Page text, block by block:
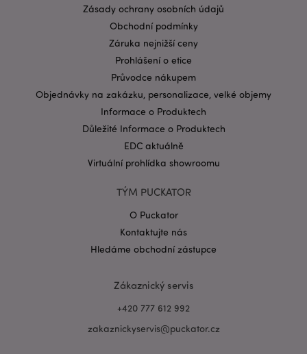
Zásady ochrany osobních údajů
Obchodní podmínky
Záruka nejnižší ceny
Prohlášení o etice
Průvodce nákupem
Objednávky na zakázku, personalizace, velké objemy
Informace o Produktech
Důležité Informace o Produktech
EDC aktuálně
Virtuální prohlídka showroomu
TÝM PUCKATOR
O Puckator
Kontaktujte nás
Hledáme obchodní zástupce
Zákaznický servis
+420 777 612 992
zakaznickyservis@puckator.cz
Název
Provider
Doména
Zásadách ochrany osobních údajů společnosti